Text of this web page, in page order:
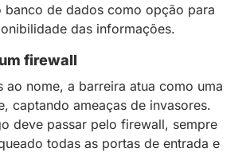
banco de dados como opção para
das informações.
firewall
ao nome, a barreira atua como uma
captando ameaças de invasores.
deve passar pelo firewall, sempre
todas as portas de entrada e